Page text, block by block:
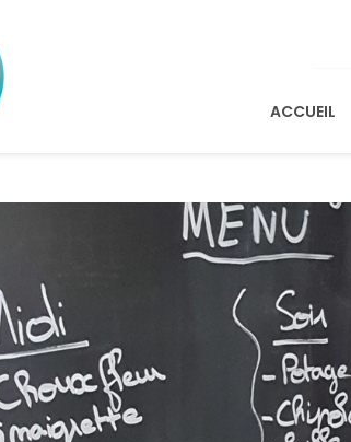
ACCUEIL